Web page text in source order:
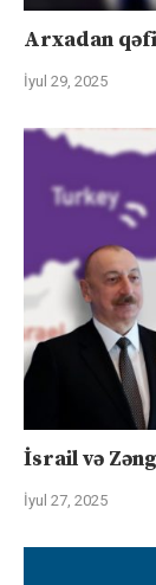
Arxadan
İyul 29, 2025
İsrail və
İyul 27, 2025